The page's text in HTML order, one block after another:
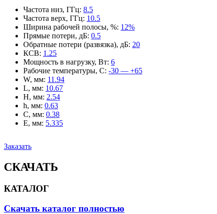
Частота низ, ГГц: 8.5
Частота верх, ГГц: 10.5
Ширина рабочей полосы, %: 12%
Прямые потери, дБ: 0.5
Обратные потери (развязка), дБ: 20
КСВ: 1.25
Мощность в нагрузку, Вт: 6
Рабочие температуры, С: -30 — +65
W, мм: 11.94
L, мм: 10.67
H, мм: 2.54
h, мм: 0.63
C, мм: 0.38
E, мм: 5.335
Заказать
СКАЧАТЬ
КАТАЛОГ
Скачать каталог полностью